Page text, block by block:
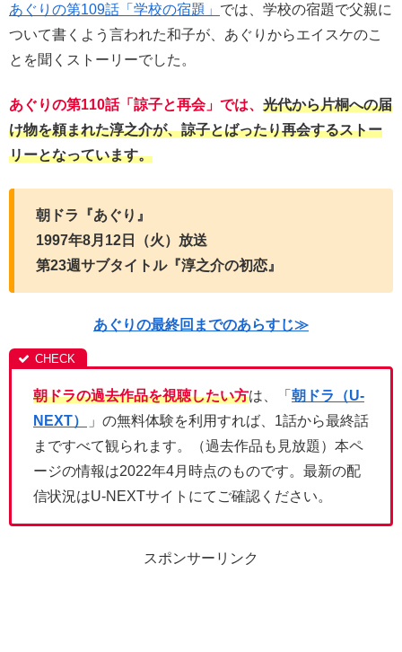
あぐりの第109話「学校の宿題」 では、学校の宿題で父親に
ついて書くよう言われた和子が、あぐりからエイスケのこ
とを聞くストーリーでした。
あぐりの第110話「諒子と再会」では、 光代から片桐への届
け物を頼まれた淳之介が、諒子とばったり再会するストー
リーとなっています。
朝ドラ『あぐり』
1997年8月12日（火）放送
第23週サブタイトル『淳之介の初恋』
あぐりの最終回までのあらすじ≫
朝ドラの過去作品を視聴したい方は、「 朝ドラ（U-
NEXT）
」の無料体験を利用すれば、1話から最終話
まですべて観られます。（過去作品も見放題）本ペ
ージの情報は2022年4月時点のものです。最新の配
信状況はU-NEXTサイトにてご確認ください。
スポンサーリンク